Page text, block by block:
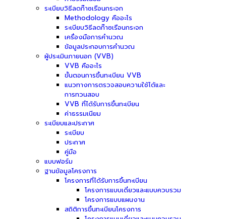
ระเบียบวิธีลดก๊าซเรือนกระจก
Methodology คืออะไร
ระเบียบวิธีลดก๊าซเรือนกระจก
เครื่องมือการคำนวณ
ข้อมูลประกอบการคำนวณ
ผู้ประเมินภายนอก (VVB)
VVB คืออะไร
ขั้นตอนการขึ้นทะเบียน VVB
แนวทางการตรวจสอบความใช้ได้และ
การทวนสอบ
VVB ที่ได้รับการขึ้นทะเบียน
ค่าธรรมเนียม
ระเบียบและประกาศ
ระเบียบ
ประกาศ
คู่มือ
แบบฟอร์ม
ฐานข้อมูลโครงการ
โครงการที่ได้รับการขึ้นทะเบียน
โครงการแบบเดี่ยวและแบบควบรวม
โครงการแบบแผนงาน
สถิติการขึ้นทะเบียนโครงการ